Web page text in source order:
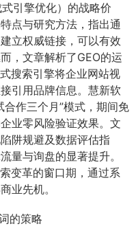
引擎优化）的战略价
点与研究方法，指出通
立权威链接，可以有效
，文章解析了GEO的运
搜索引擎将企业网站视
引用品牌信息。慧新软
作三个月”模式，期间免
业零风险验证效果。文
阱规避及数据评估指
量与询盘的显著提升。
变革的窗口期，通过系
业先机。
的策略